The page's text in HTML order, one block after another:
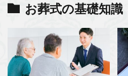
お葬式の基礎知識